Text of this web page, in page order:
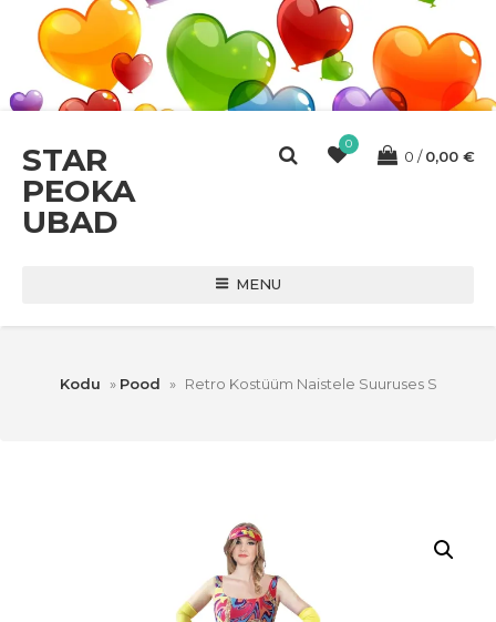
STAR
PEOKA
UBAD
0
0 0,00 €
MENU
Kodu » Pood » Retro Kostüüm Naistele Suuruses S